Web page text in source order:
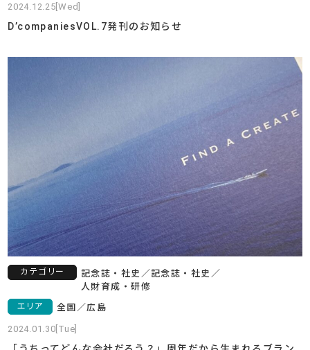
2024.12.25[Wed]
D’companiesVOL.7発刊のお知らせ
カテゴリー 記念誌・社史 ／記念誌・社史 ／
人財育成・研修
エリア 全国 ／広島
2024.01.30[Tue]